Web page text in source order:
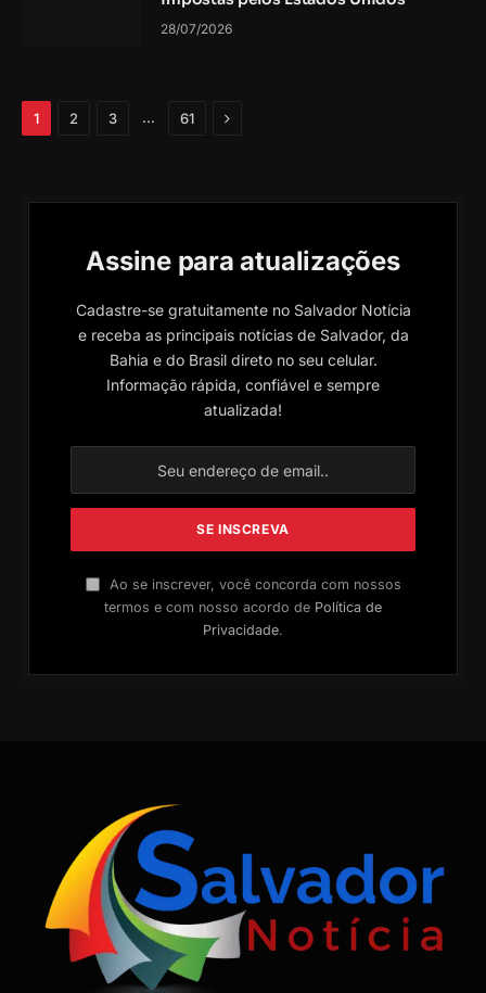
28/07/2026
1 2 3 … 61 Próximo
Assine para atualizações
Cadastre-se gratuitamente no Salvador Notícia
e receba as principais notícias de Salvador, da
Bahia e do Brasil direto no seu celular.
Informação rápida, confiável e sempre
atualizada!
Ao se inscrever, você concorda com nossos
termos e com nosso acordo de Política de
Privacidade.